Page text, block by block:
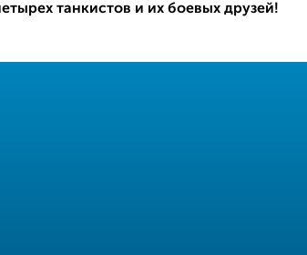
танкистов и их боевых друзей!